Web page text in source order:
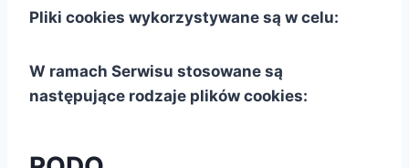
Pliki cookies wykorzystywane są w celu:
W ramach Serwisu stosowane są
następujące rodzaje plików cookies: